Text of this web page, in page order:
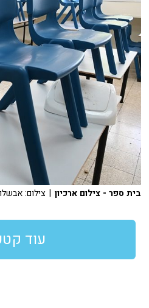
בית ספר - צילום ארכיון | צילום:
עוד